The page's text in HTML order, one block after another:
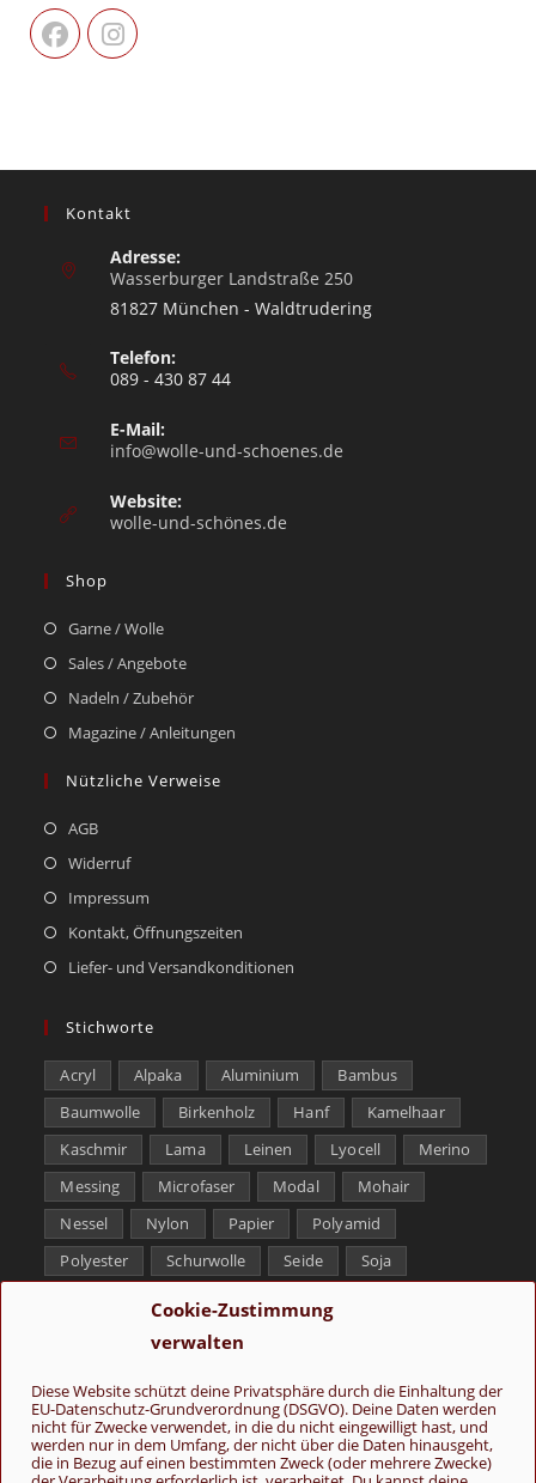
Cookie-Zustimmung
verwalten
Diese Website schützt deine Privatsphäre durch die Einhaltung der
EU-Datenschutz-Grundverordnung (DSGVO). Deine Daten werden
nicht für Zwecke verwendet, in die du nicht eingewilligt hast, und
werden nur in dem Umfang, der nicht über die Daten hinausgeht,
die in Bezug auf einen bestimmten Zweck (oder mehrere Zwecke)
Kontakt
Adresse:
Wasserburger Landstraße 250
81827 München - Waldtrudering
Telefon:
089 - 430 87 44
E-Mail:
info@wolle-und-schoenes.de
Website:
wolle-und-schönes.de
Shop
Garne / Wolle
Sales / Angebote
Nadeln / Zubehör
Magazine / Anleitungen
Nützliche Verweise
AGB
Widerruf
Impressum
Kontakt, Öffnungszeiten
Liefer- und Versandkonditionen
Stichworte
Acryl Alpaka Aluminium
Bambus
Baumwolle
Birkenholz Hanf
Kamelhaar
Kaschmir
Lama Leinen Lyocell
Merino
Messing
Microfaser Modal
Mohair
Nessel
Nylon Papier
Polyamid
Polyester
Schurwolle Seide
Soja
Tencel
Yak
Folge uns